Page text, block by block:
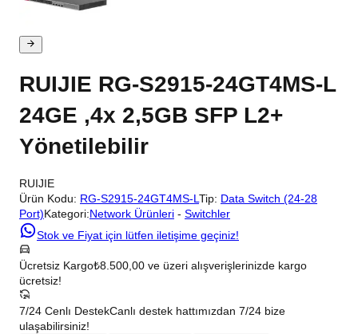
RUIJIE RG-S2915-24GT4MS-L
24GE ,4x 2,5GB SFP L2+
Yönetilebilir
RUIJIE
Ürün Kodu: RG-S2915-24GT4MS-LTip: Data Switch (24-28
Port)Kategori:Network Ürünleri - Switchler
Stok ve Fiyat için lütfen iletişime geçiniz!
Ücretsiz Kargo₺8.500,00 ve üzeri alışverişlerinizde kargo
ücretsiz!
7/24 Cenlı DestekCanlı destek hattımızdan 7/24 bize
ulaşabilirsiniz!